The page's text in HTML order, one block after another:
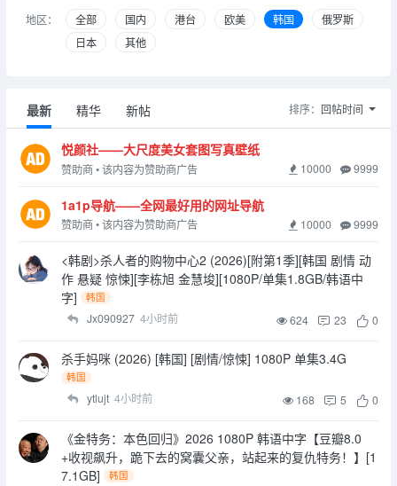
地区： 全部 国内 港台 欧美 韩国
俄罗斯
日本
其他
最新 精华 新帖 排序： 回帖时间
悦颜社——大尺度美女套图写真壁纸
赞助商 • 该内容为赞助商广告 10000 9999
1a1p导航——全网最好用的网址导航
赞助商 • 该内容为赞助商广告 10000 9999
<韩剧>杀人者的购物中心2 (2026)[附第1季][韩国 剧情 动
作 悬疑 惊悚][李栋旭 金慧埈][1080P/单集1.8GB/韩语中
字]
韩国
Jx090927 4小时前 624 23 0
杀手妈咪 (2026) [韩国] [剧情/惊悚] 1080P 单集3.4G
韩国
ytlujt 4小时前 168 5 0
《金特务：本色回归》2026 1080P 韩语中字【豆瓣8.0
+收视飙升，跪下去的窝囊父亲，站起来的复仇特务！】[1
7.1GB]
韩国